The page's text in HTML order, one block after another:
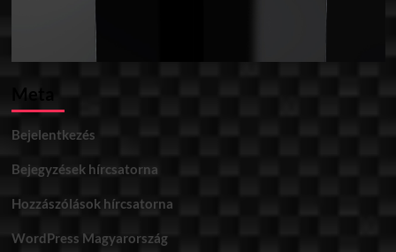
Meta
Bejelentkezés
Bejegyzések hírcsatorna
Hozzászólások hírcsatorna
WordPress Magyarország